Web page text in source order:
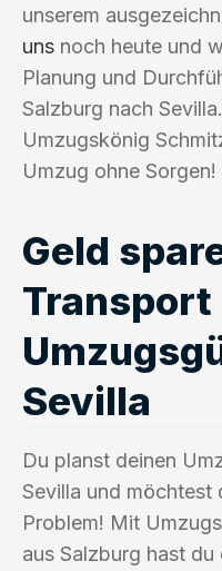
unserem
uns noch heute und
Planung und
Salzburg nach
Umzugskönig
Umzug ohne Sorgen!
Geld
Transport
Sevilla
Du planst deinen
Sevilla und möchtest
Problem! Mit
aus Salzburg hast